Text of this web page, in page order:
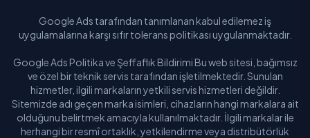
Google Ads tarafından tanımlanan kabul edilemez iş
uygulamalarına karşı sıfır tolerans politikası uygulanmaktadır.
Google Ads Politika ve Şeffaflık Bildirimi Bu web sitesi, bağımsız
ve özel bir teknik servis tarafından işletilmektedir. Sunulan
hizmetler, ilgili markaların yetkili servis hizmetleri değildir.
Sitemizde adı geçen marka isimleri, cihazların hangi markalara ait
olduğunu belirtmek amacıyla kullanılmaktadır. İlgili markalar ile
herhangi bir resmî ortaklık, yetkilendirme veya distribütörlük